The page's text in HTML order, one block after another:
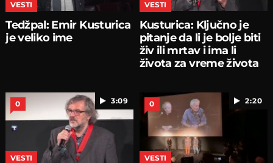
VESTI
Tedžpal: Emir Kusturica
je veliko ime
VESTI
Kusturica: Ključno je
pitanje da li je bolje biti
živ ili mrtav i ima li
života za vreme života
3:09
0
VESTI
2:20
0
VESTI